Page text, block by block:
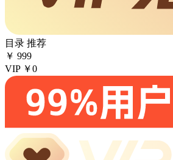
目录 推荐
￥ 999
VIP ￥0